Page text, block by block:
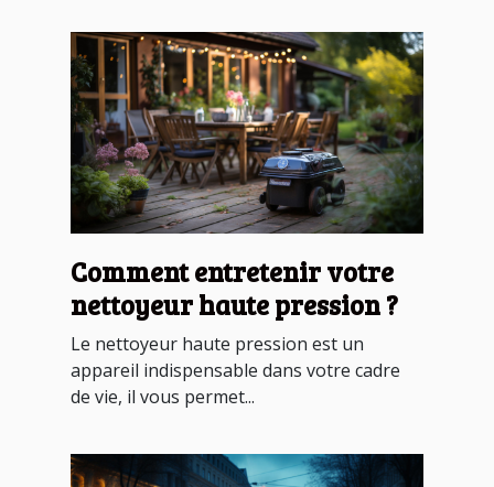
Comment entretenir votre
nettoyeur haute pression ?
Le nettoyeur haute pression est un
appareil indispensable dans votre cadre
de vie, il vous permet...